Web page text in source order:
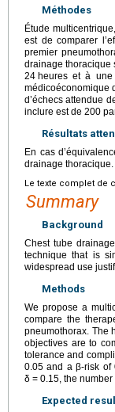
Méthodes
Étude
est de comparer
premier
drainage thoracique
24 heures et à une
médicoéconomique
d’échecs attendue
inclure est de 200
Résultats
En cas
drainage thoracique.
Le texte complet de
Summary
Background
Chest tube
technique that is
widespread use
Methods
We propose a
compare the
pneumothorax. The
objectives are to
tolerance and
0.05 and a β-risk of
δ = 0.15, the
Expected